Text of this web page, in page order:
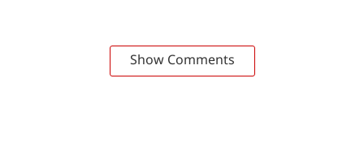
Show Comments